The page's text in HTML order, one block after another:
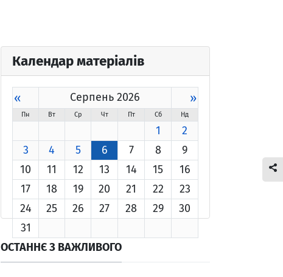
Календар матеріалів
« Серпень 2026 »
Пн Вт Ср Чт Пт Сб Нд
1
2
3
4 5 6 7 8
9
10
11 12 13 14 15
16
17
18 19 20 21 22
23
24
25 26 27 28 29
30
31
ОСТАННЄ З ВАЖЛИВОГО